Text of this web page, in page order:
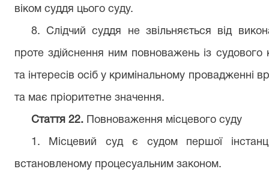
віком суддя цього суду.
8. Слідчий суддя не звільняється від
проте здійснення ним повноважень із
та інтересів осіб у кримінальному провадженні
та має пріоритетне значення.
Стаття 22.Повноваження місцевого суду
1. Місцевий суд є судом першої
встановленому процесуальним законом.